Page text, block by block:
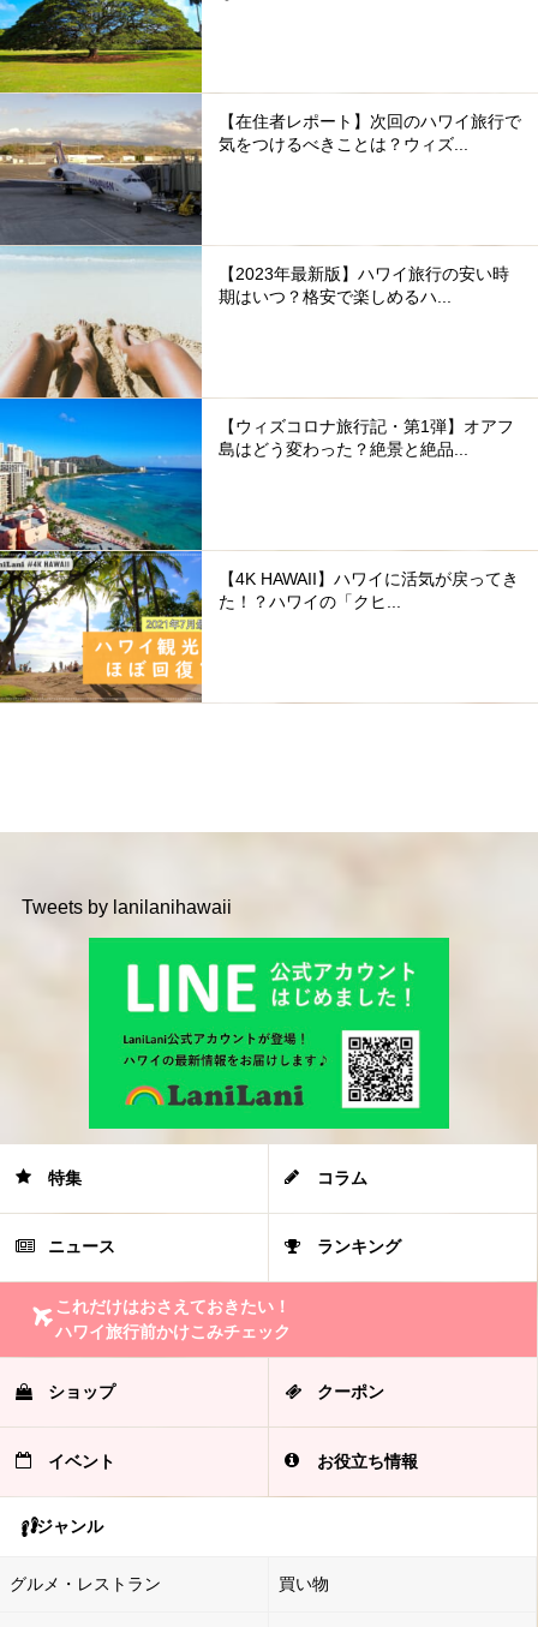
【在住者レポート】次回のハワイ旅行で
気をつけるべきことは？ウィズ...
【2023年最新版】ハワイ旅行の安い時
期はいつ？格安で楽しめるハ...
【ウィズコロナ旅行記・第1弾】オアフ
島はどう変わった？絶景と絶品...
【4K HAWAII】ハワイに活気が戻ってき
た！？ハワイの「クヒ...
Tweets by lanilanihawaii
特集 コラム
ニュース ランキング
これだけはおさえておきたい！
ハワイ旅行前かけこみチェック
ショップ クーポン
イベント お役立ち情報
ジャンル
グルメ・レストラン 買い物